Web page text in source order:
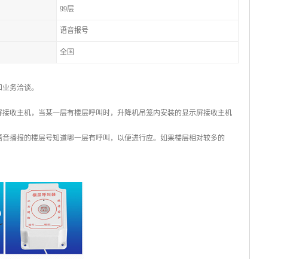
99层
语音报号
全国
务洽谈。
收主机，当某一层有楼层呼叫时，升降机吊笼内安装的显示屏接收主机
播报的楼层号知道哪一层有呼叫，以便进行应。如果楼层相对较多的